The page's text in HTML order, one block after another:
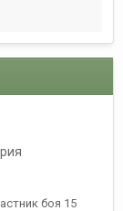
боя 15